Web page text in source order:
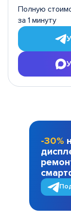
Полную
за 1 минуту
-30%